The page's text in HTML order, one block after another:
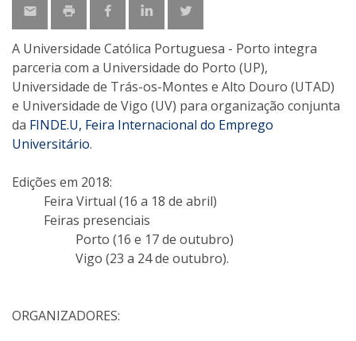
A Universidade Católica Portuguesa - Porto integra
parceria com a Universidade do Porto (UP),
Universidade de Trás-os-Montes e Alto Douro (UTAD)
e Universidade de Vigo (UV) para organização conjunta
da FINDE.U, Feira Internacional do Emprego
Universitário.
Edições em 2018:
Feira Virtual (16 a 18 de abril)
Feiras presenciais
Porto (16 e 17 de outubro)
Vigo (23 a 24 de outubro).
ORGANIZADORES: